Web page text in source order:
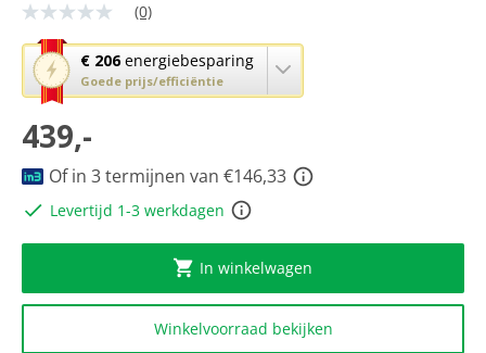
Geen
scorewaarde
Dezelfde
paginalink.
(0)
€ 206energiebesparing
Goede prijs/efficiëntie
Met
deze
knop
opent
Youreko’s
tool
voor
energiebesparing.
439,-
Of in 3 termijnen van €146,33
Levertijd 1-3 werkdagen
In winkelwagen
Winkelvoorraad bekijken